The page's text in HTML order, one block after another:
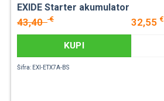
EXIDE Starter akumulator
43,40€ 32,55 €
KUPI
Šifra: EXI-ETX7A-BS